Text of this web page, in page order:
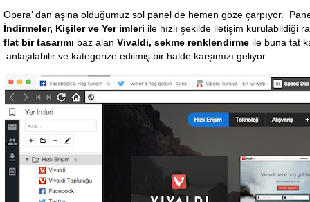
Opera’ dan aşina olduğumuz sol panel de hemen göze çarpıyor.
İndirmeler, Kişiler ve Yer imleri ile hızlı şekilde iletişim kurulabildiği
flat bir tasarımı baz alan Vivaldi, sekme renklendirme ile buna tat
anlaşılabilir ve kategorize edilmiş bir halde karşımızı geliyor.